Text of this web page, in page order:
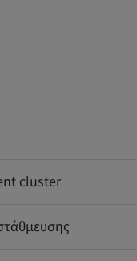
cluster